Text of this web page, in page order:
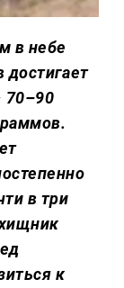
в небе
достигает
70–90
в три
к